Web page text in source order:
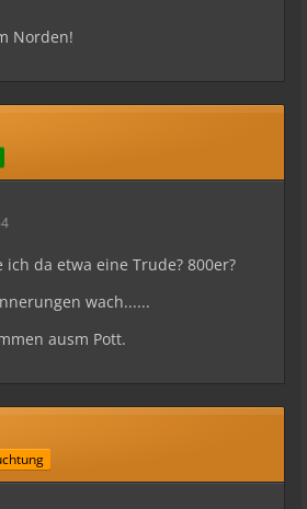
Norden!
da etwa eine Trude? 800er?
wach......
ausm Pott.